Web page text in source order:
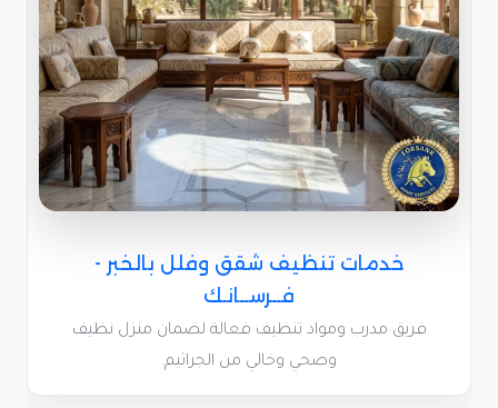
خدمات تنظيف شقق وفلل بالخبر -
فــرســانـك
فريق مدرب ومواد تنظيف فعالة لضمان منزل نظيف
وصحي وخالي من الجراثيم.